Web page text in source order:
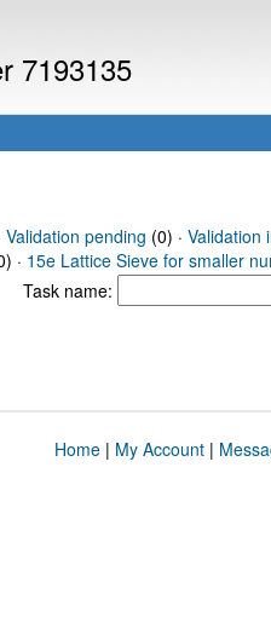
7193135
Validation pending (0) · Validation
· 15e Lattice Sieve for smaller
Task name:
Home| My Account|